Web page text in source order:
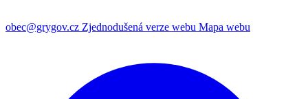
obec@grygov.cz Zjednodušená verze webu Mapa webu